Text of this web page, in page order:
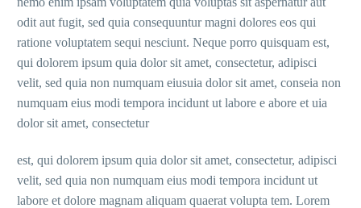
odit aut fugit, sed quia consequuntur magni dolores eos qui
ratione voluptatem sequi nesciunt. Neque porro quisquam est,
qui dolorem ipsum quia dolor sit amet, consectetur, adipisci
velit, sed quia non numquam eiusuia dolor sit amet, conseia non
numquam eius modi tempora incidunt ut labore e abore et uia
dolor sit amet, consectetur
est, qui dolorem ipsum quia dolor sit amet, consectetur, adipisci
velit, sed quia non numquam eius modi tempora incidunt ut
labore et dolore magnam aliquam quaerat volupta tem. Lorem